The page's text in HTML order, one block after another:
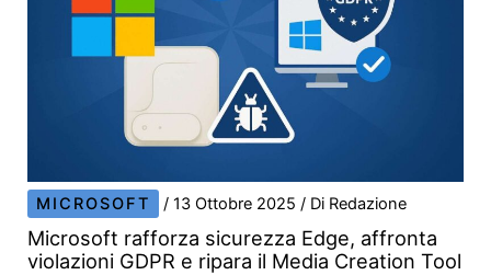
MICROSOFT /13 Ottobre 2025/ Di Redazione
Microsoft rafforza sicurezza Edge, affronta
violazioni GDPR e ripara il Media Creation Tool